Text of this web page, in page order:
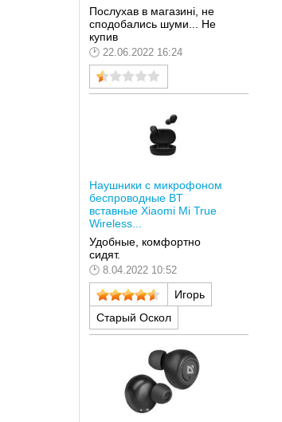
Послухав в магазині, не
сподобались шуми... Не
купив
22.06.2022 16:24
Наушники с микрофоном
беспроводные BT
вставные Xiaomi Mi True
Wireless...
Удобные, комфортно
сидят.
8.04.2022 10:52
Игорь
Старый Оскол